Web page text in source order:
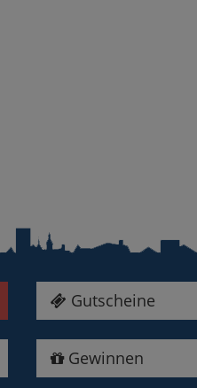
Gutscheine
Gewinnen